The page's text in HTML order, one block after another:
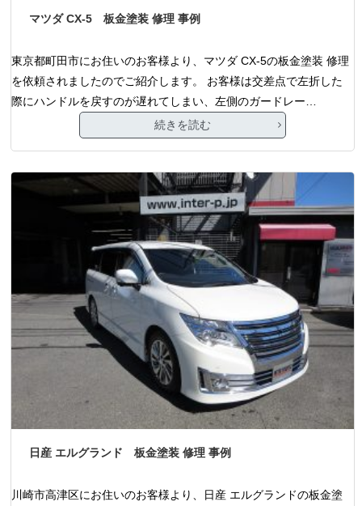
マツダ CX-5 板金塗装 修理 事例
東京都町田市にお住いのお客様より、マツダ CX-5の板金塗装 修理
を依頼されましたのでご紹介します。 お客様は交差点で左折した
際にハンドルを戻すのが遅れてしまい、左側のガードレー…
続きを読む
日産 エルグランド 板金塗装 修理 事例
川崎市高津区にお住いのお客様より、日産 エルグランドの板金塗